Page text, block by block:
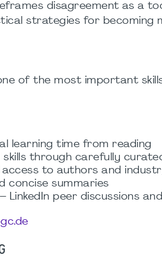
disagreement as a
strategies for becoming
of the most important
learning time from reading
skills through carefully
to authors and
concise summaries
LinkedIn peer discussions